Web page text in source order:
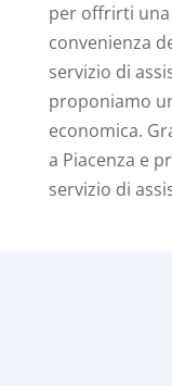
per offrirti una
convenienza
servizio di
proponiamo
economica.
a Piacenza e
servizio di